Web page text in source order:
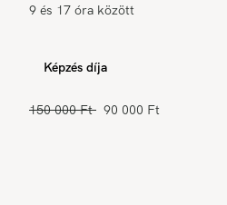
9 és 17 óra között
Képzés díja
150 000 Ft 90 000 Ft